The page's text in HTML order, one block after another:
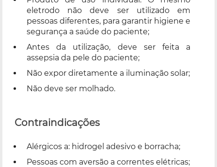
eletrodo não deve ser utilizado em
pessoas diferentes, para garantir higiene e
segurança a saúde do paciente;
Antes da utilização, deve ser feita a
assepsia da pele do paciente;
Não expor diretamente a iluminação solar;
Não deve ser molhado.
Contraindicações
Alérgicos a: hidrogel adesivo e borracha;
Pessoas com aversão a correntes elétricas;